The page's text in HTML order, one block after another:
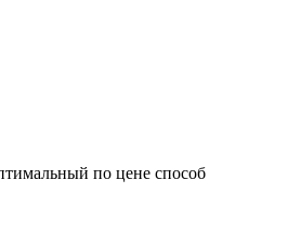
по цене способ